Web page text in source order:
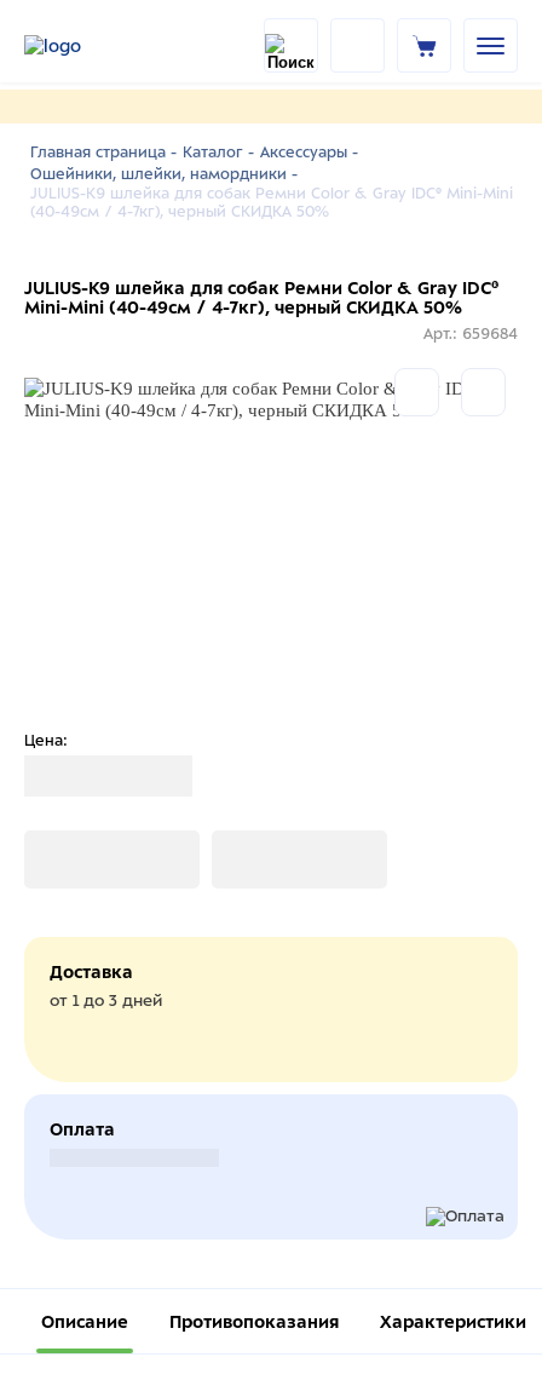
Главная страница - Каталог - Аксессуары -
Ошейники, шлейки, намордники -
JULIUS-K9 шлейка для собак Ремни Color & Gray IDC® Mini-Mini
(40-49см / 4-7кг), черный СКИДКА 50%
JULIUS-K9 шлейка для собак Ремни Color & Gray IDC®
Mini-Mini (40-49см / 4-7кг), черный СКИДКА 50%
Арт.: 659684
Цена:
Доставка
от 1 до 3 дней
Оплата
Описание Противопоказания Характеристики